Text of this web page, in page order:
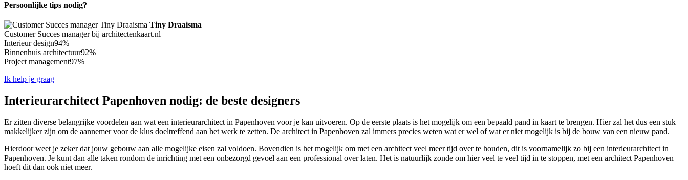
Persoonlijke tips nodig?
Tiny Draaisma
Customer Succes manager bij architectenkaart.nl
Interieur design94%
Binnenhuis architectuur92%
Project management97%
Ik help je graag
Interieurarchitect Papenhoven nodig: de beste designers
Er zitten diverse belangrijke voordelen aan wat een interieurarchitect in Papenhoven voor je kan uitvoeren. Op de eerste plaats is het mogelijk om een bepaald pand in kaart te brengen. Hier zal het dus een stuk
makkelijker zijn om de aannemer voor de klus doeltreffend aan het werk te zetten. De architect in Papenhoven zal immers precies weten wat er wel of wat er niet mogelijk is bij de bouw van een nieuw pand.
Hierdoor weet je zeker dat jouw gebouw aan alle mogelijke eisen zal voldoen. Bovendien is het mogelijk om met een architect veel meer tijd over te houden, dit is voornamelijk zo bij een interieurarchitect in
Papenhoven. Je kunt dan alle taken rondom de inrichting met een onbezorgd gevoel aan een professional over laten. Het is natuurlijk zonde om hier veel te veel tijd in te stoppen, met een architect Papenhoven
hoeft dit dan ook niet meer.